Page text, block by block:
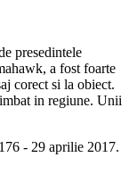
presedintele
a fost foarte
corect si la obiect.
in regiune. Unii
- 29 aprilie 2017.